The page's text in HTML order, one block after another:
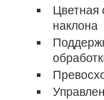
Цветная
наклона